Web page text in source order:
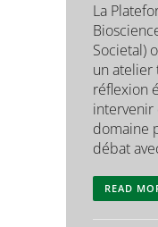
La
Societal)
un atelier
réflexion
intervenir
domaine
débat
READ